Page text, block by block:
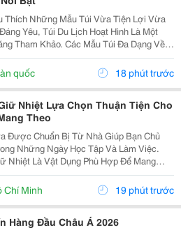
Thích Những Mẫu Túi Vừa Tiện Lợi Vừa
Yêu, Túi Du Lịch Hoạt Hình Là Một
Tham Khảo. Các Mẫu Túi Đa Dạng Về
Thước Và Màu Sắc, Phù Hợp Cho
Đi Ngắn Ngày, Đi Chơi Hoặc Du Lịch
quốc 18 phút trước
Nhiệt Lựa Chọn Thuận Tiện Cho
Theo
Được Chuẩn Bị Từ Nhà Giúp Bạn Chủ
Những Ngày Học Tập Và Làm Việc.
Nhiệt Là Vật Dụng Phù Hợp Để Mang
Ăn, Giúp Việc Sắp Xếp Bữa Ăn Trở
Tiện Hơn. Xác Định Nhu Cầu
Chí Minh 19 phút trước
Hàng Đầu Châu Á 2026